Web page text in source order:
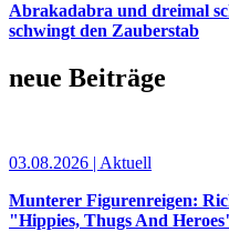
Abrakadabra und dreimal
schwingt den Zauberstab
neue Beiträge
03.08.2026 | Aktuell
Munterer Figurenreigen:
"Hippies, Thugs And